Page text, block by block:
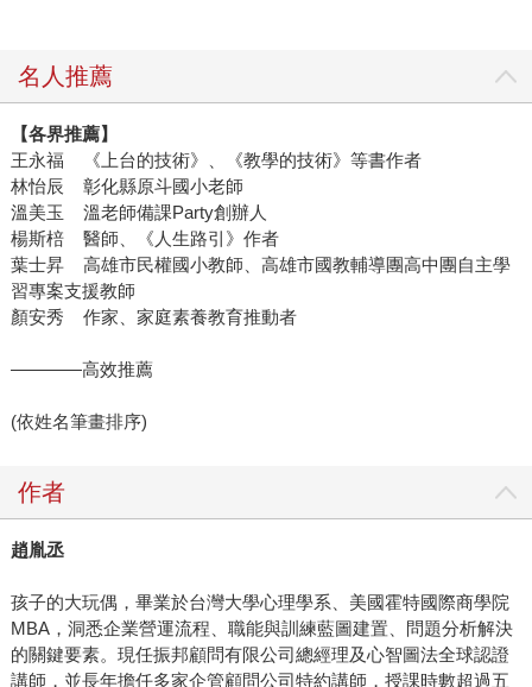
名人推薦
【各界推薦】
王永福 《上台的技術》、《教學的技術》等書作者
林怡辰 彰化縣原斗國小老師
溫美玉 溫老師備課Party創辦人
楊斯棓 醫師、《人生路引》作者
葉士昇 高雄市民權國小教師、高雄市國教輔導團高中團自主學
習專案支援教師
顏安秀 作家、家庭素養教育推動者
————高效推薦
(依姓名筆畫排序)
作者
趙胤丞
孩子的大玩偶，畢業於台灣大學心理學系、美國霍特國際商學院
MBA，洞悉企業營運流程、職能與訓練藍圖建置、問題分析解決
的關鍵要素。現任振邦顧問有限公司總經理及心智圖法全球認證
講師，並長年擔任多家企管顧問公司特約講師，授課時數超過五